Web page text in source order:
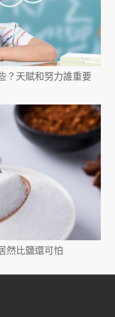
？天賦和努力誰重要
然比鹽還可怕